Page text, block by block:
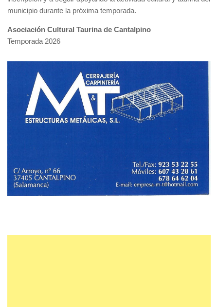
municipio durante la próxima temporada.
Asociación Cultural Taurina de Cantalpino
Temporada 2026